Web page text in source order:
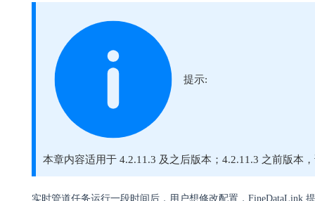
提示:
本章内容适用于 4.2.11.3 及之后版本；4.2.11.3 之前版本
实时管道任务运行一段时间后，用户想修改配置，FineDataLink